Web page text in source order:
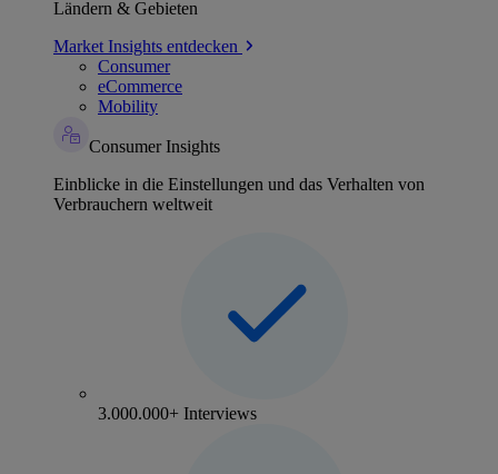
Ländern & Gebieten
Market Insights entdecken
Consumer
eCommerce
Mobility
Consumer Insights
Einblicke in die Einstellungen und das Verhalten von
Verbrauchern weltweit
3.000.000+ Interviews